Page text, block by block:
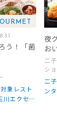
う！「菌
象レスト
川エクセル
夜
お
二
シ
二
ン